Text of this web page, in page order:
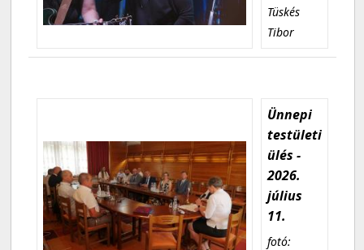
Tüskés
Tibor
Ünnepi
testületi
ülés -
2026.
július
11.
fotó: